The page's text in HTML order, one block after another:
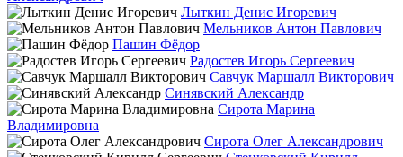
Лыткин Денис Игоревич
Мельников Антон Павлович
Пашин Фёдор
Радостев Игорь Сергеевич
Савчук Маршалл Викторович
Синявский Александр
Сирота Марина
Владимировна
Сирота Олег Александрович